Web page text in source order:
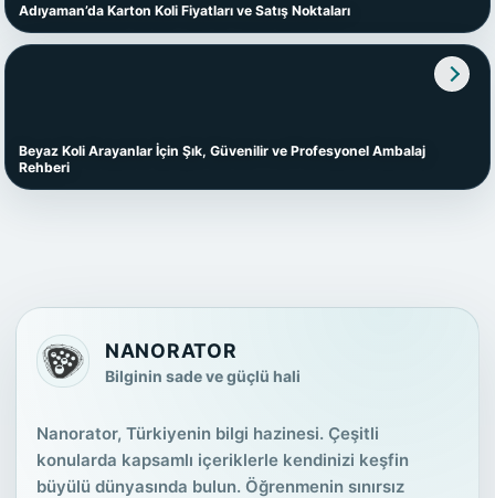
Adıyaman’da Karton Koli Fiyatları ve Satış Noktaları
Beyaz Koli Arayanlar İçin Şık, Güvenilir ve Profesyonel Ambalaj
Rehberi
NANORATOR
Bilginin sade ve güçlü hali
Nanorator, Türkiyenin bilgi hazinesi. Çeşitli
konularda kapsamlı içeriklerle kendinizi keşfin
büyülü dünyasında bulun. Öğrenmenin sınırsız